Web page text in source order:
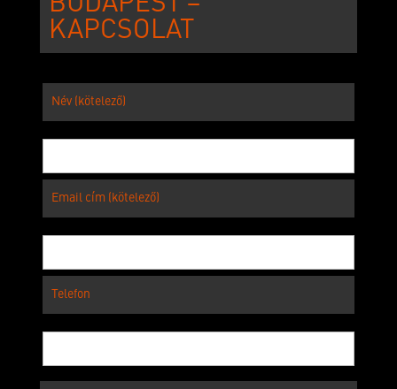
KAPCSOLAT
Név (kötelező)
Email cím (kötelező)
Telefon